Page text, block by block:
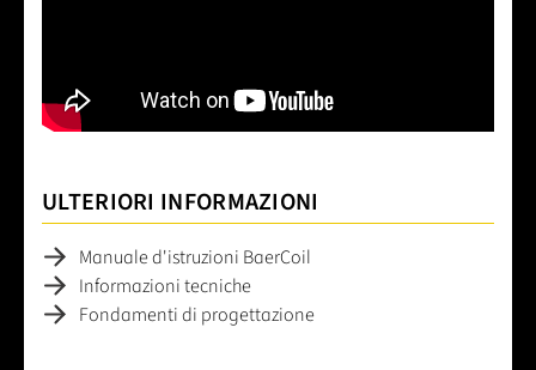
ULTERIORI INFORMAZIONI
Manuale d'istruzioni BaerCoil
Informazioni tecniche
Fondamenti di progettazione